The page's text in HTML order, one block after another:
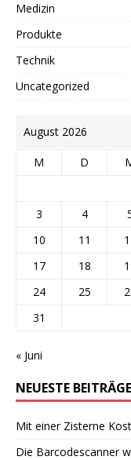
Medizin
Produkte
Technik
Uncategorized
August 2026
M D
3
4
10
11
17
18
24
25
31
« Juni
NEUESTE BEITRÄGE
Mit einer Zisterne
Die Barcodescanner